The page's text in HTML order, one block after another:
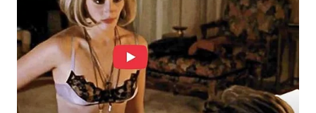
WN
BOROBUDUR
WN
MADURA